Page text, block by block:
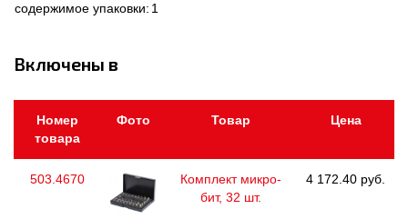
содержимое упаковки: 1
Включены в
Номер
товара
Фото Товар Цена
503.4670
Комплект микро-
бит, 32 шт.
4 172.40 руб.